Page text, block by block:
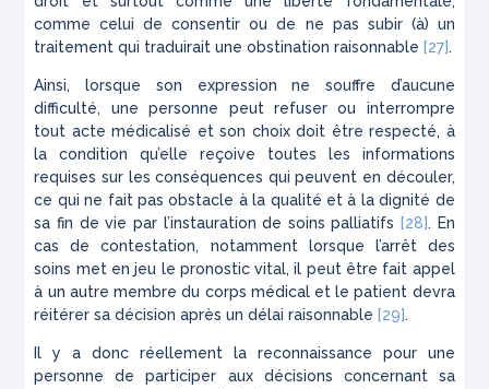
comme celui de consentir ou de ne pas subir (à) un
traitement qui traduirait une obstination raisonnable [27].
Ainsi, lorsque son expression ne souffre d’aucune
difficulté, une personne peut refuser ou interrompre
tout acte médicalisé et son choix doit être respecté, à
la condition qu’elle reçoive toutes les informations
requises sur les conséquences qui peuvent en découler,
ce qui ne fait pas obstacle à la qualité et à la dignité de
sa fin de vie par l’instauration de soins palliatifs [28]. En
cas de contestation, notamment lorsque l’arrêt des
soins met en jeu le pronostic vital, il peut être fait appel
à un autre membre du corps médical et le patient devra
réitérer sa décision après un délai raisonnable [29].
Il y a donc réellement la reconnaissance pour une
personne de participer aux décisions concernant sa